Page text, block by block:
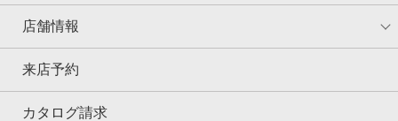
店舗情報
来店予約
カタログ請求